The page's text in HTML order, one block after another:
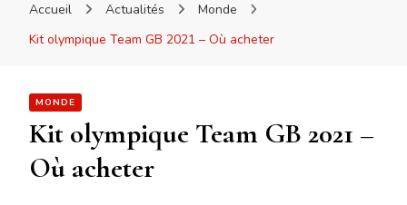
Accueil Actualités
Monde
Kit olympique Team GB 2021 – Où acheter
MONDE
Kit olympique Team GB 2021 –
Où acheter